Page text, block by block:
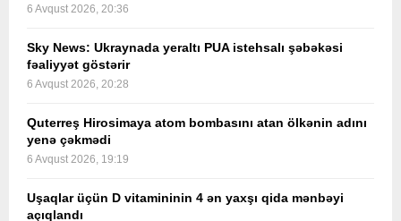
6 Avqust 2026, 20:36
Sky News: Ukraynada yeraltı PUA istehsalı şəbəkəsi
fəaliyyət göstərir
6 Avqust 2026, 20:28
Quterreş Hirosimaya atom bombasını atan ölkənin adını
yenə çəkmədi
6 Avqust 2026, 19:19
Uşaqlar üçün D vitamininin 4 ən yaxşı qida mənbəyi
açıqlandı